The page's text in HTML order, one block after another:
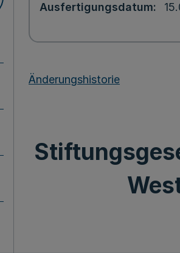
Ausfertigungsdatum
Änderungshistorie